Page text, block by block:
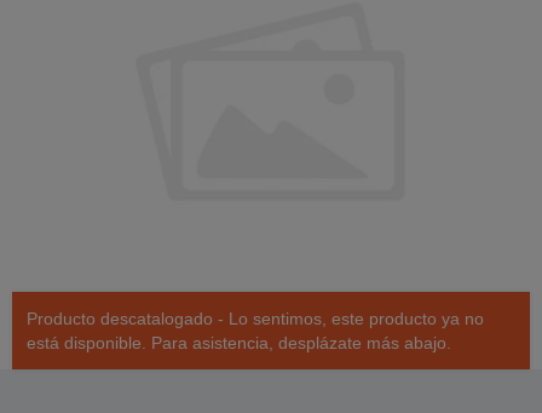
Producto descatalogado - Lo sentimos, este producto ya no
está disponible. Para asistencia, desplázate más abajo.